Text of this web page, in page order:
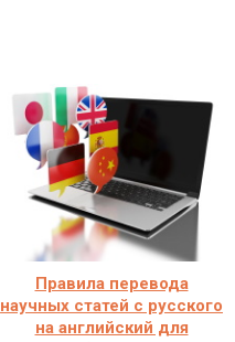
Правила перевода
научных статей с русского
на английский для